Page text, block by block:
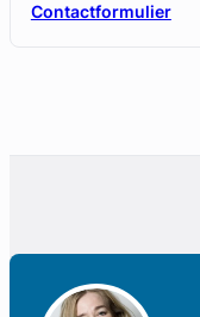
Contactformulier